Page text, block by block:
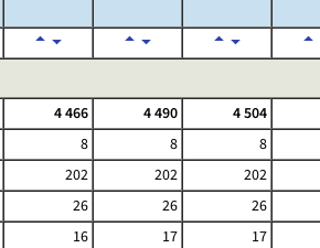
4 466 4 490
4 504
8 8
8
202 202
202
26 26
26
16 17
17